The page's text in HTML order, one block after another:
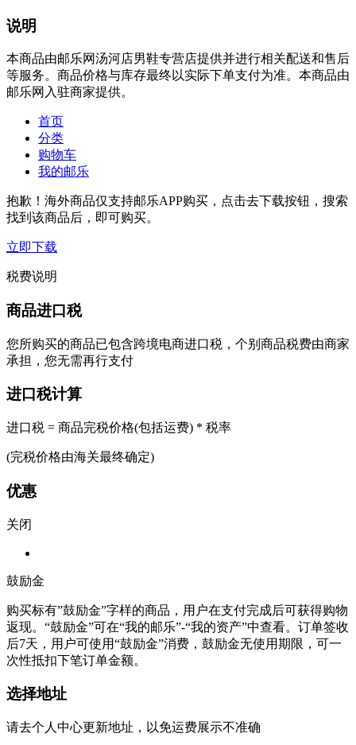
说明
本商品由邮乐网汤河店男鞋专营店提供并进行相关配送和售后
等服务。商品价格与库存最终以实际下单支付为准。本商品由
邮乐网入驻商家提供。
首页
分类
购物车
我的邮乐
抱歉！海外商品仅支持邮乐APP购买，点击去下载按钮，搜索
找到该商品后，即可购买。
立即下载
税费说明
商品进口税
您所购买的商品已包含跨境电商进口税，个别商品税费由商家
承担，您无需再行支付
进口税计算
进口税 = 商品完税价格(包括运费) * 税率
(完税价格由海关最终确定)
优惠
关闭
鼓励金
购买标有”鼓励金”字样的商品，用户在支付完成后可获得购物
返现。“鼓励金”可在“我的邮乐”-“我的资产”中查看。订单签收
后7天，用户可使用“鼓励金”消费，鼓励金无使用期限，可一
次性抵扣下笔订单金额。
选择地址
请去个人中心更新地址，以免运费展示不准确